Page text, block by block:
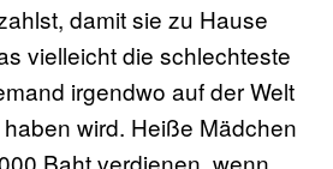
damit sie zu Hause
vielleicht die schlechteste
irgendwo auf der Welt
wird. Heiße Mädchen
Baht verdienen, wenn